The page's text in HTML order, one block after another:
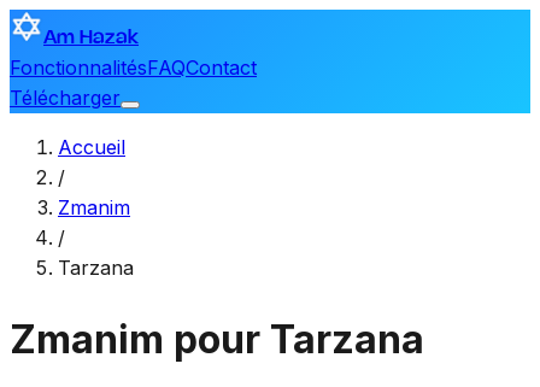
Am Hazak
FonctionnalitésFAQContact
Télécharger
Accueil
/
Zmanim
/
Tarzana
Zmanim pour Tarzana